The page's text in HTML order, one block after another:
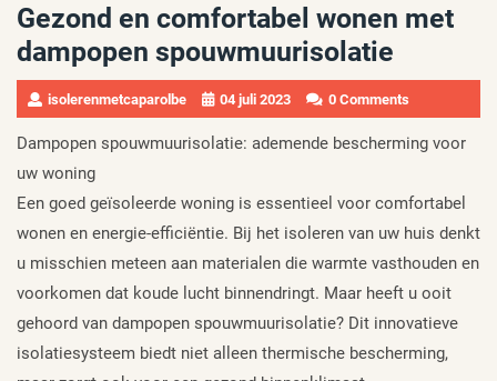
Gezond en comfortabel wonen met
dampopen spouwmuurisolatie
isolerenmetcaparolbe 04 juli 2023 0 Comments
Dampopen spouwmuurisolatie: ademende bescherming voor
uw woning
Een goed geïsoleerde woning is essentieel voor comfortabel
wonen en energie-efficiëntie. Bij het isoleren van uw huis denkt
u misschien meteen aan materialen die warmte vasthouden en
voorkomen dat koude lucht binnendringt. Maar heeft u ooit
gehoord van dampopen spouwmuurisolatie? Dit innovatieve
isolatiesysteem biedt niet alleen thermische bescherming,